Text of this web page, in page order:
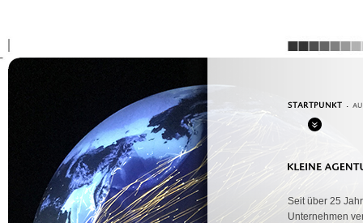
.
Seit über 25
Unternehmen